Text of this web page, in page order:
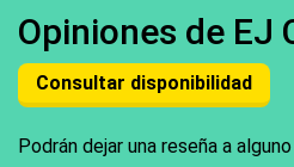
Opiniones de EJ
Consultar disponibilidad
Podrán dejar una reseña a